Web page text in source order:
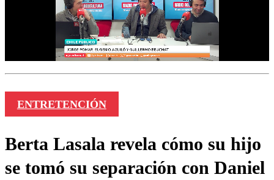
ENTRETENCIÓN
Berta Lasala revela cómo su hijo
se tomó su separación con Daniel